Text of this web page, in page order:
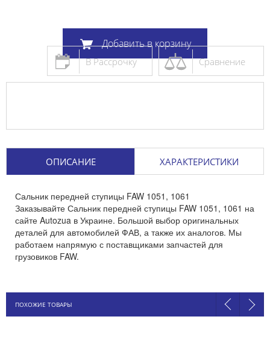
Добавить в корзину
Сравнение
В Рассрочку
ОПИСАНИЕ ХАРАКТЕРИСТИКИ
Сальник передней ступицы FAW 1051, 1061
Заказывайте Сальник передней ступицы FAW 1051, 1061 на
сайте Autozua в Украине. Большой выбор оригинальных
деталей для автомобилей ФАВ, а также их аналогов. Мы
работаем напрямую с поставщиками запчастей для
грузовиков FAW.
ПОХОЖИЕ ТОВАРЫ